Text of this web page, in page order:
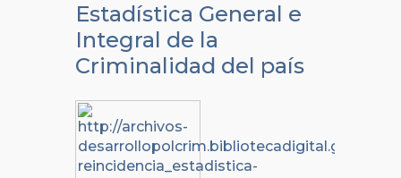
Estadística General e
Integral de la
Criminalidad del país